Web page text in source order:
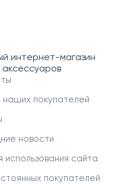
интернет-магазин
наших покупателей
новости
использования сайта
покупателей